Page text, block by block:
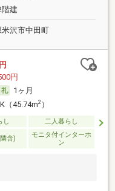
建
米沢市中田町
円
1ヶ月
（45.74m2）
し 二人暮らし
含)
モニタ付インターホ
ン